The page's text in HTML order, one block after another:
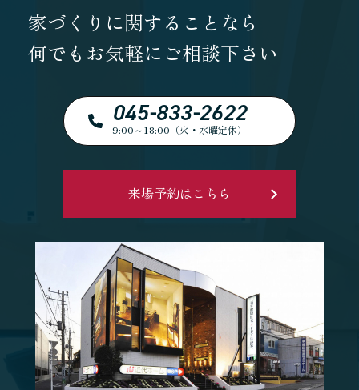
家づくりに関することなら
何でもお気軽にご相談下さい
045-833-2622
9:00～18:00（火・水曜定休）
来場予約はこちら